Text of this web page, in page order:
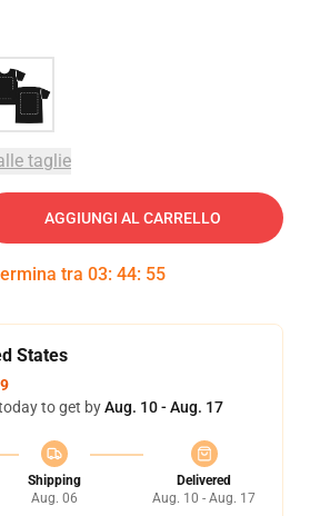
taglie
AGGIUNGI AL CARRELLO
tra 03: 44: 54
States
to get byAug. 10 - Aug. 17
Shipping
Aug. 06
Delivered
Aug. 10 - Aug. 17